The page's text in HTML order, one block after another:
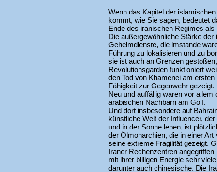
Wenn das Kapitel der
kommt, wie Sie sagen, bedeutet
Ende des iranischen Regimes
Die außergewöhnliche Stärke
Geheimdienste, die imstande
Führung zu lokalisieren und zu
sie ist auch an Grenzen
Revolutionsgarden funktioniert
den Tod von Khamenei am
Fähigkeit zur Gegenwehr gezeigt.
Neu und auffällig waren vor allem
arabischen Nachbarn am Golf.
Und dort insbesondere auf
künstliche Welt der Influencer,
und in der Sonne leben, ist
der Ölmonarchien, die in einer
seine extreme Fragilität gezeigt.
Iraner Rechenzentren
mit ihrer billigen Energie sehr
darunter auch chinesische. Die